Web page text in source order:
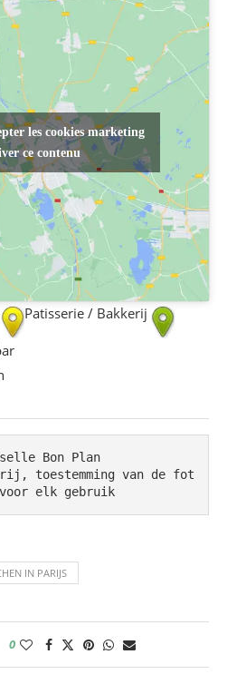
les cookies marketing
ce contenu
Patisserie / Bakkerij
Bon Plan
toestemming van de fot
elk gebruik
IN PARIJS
0